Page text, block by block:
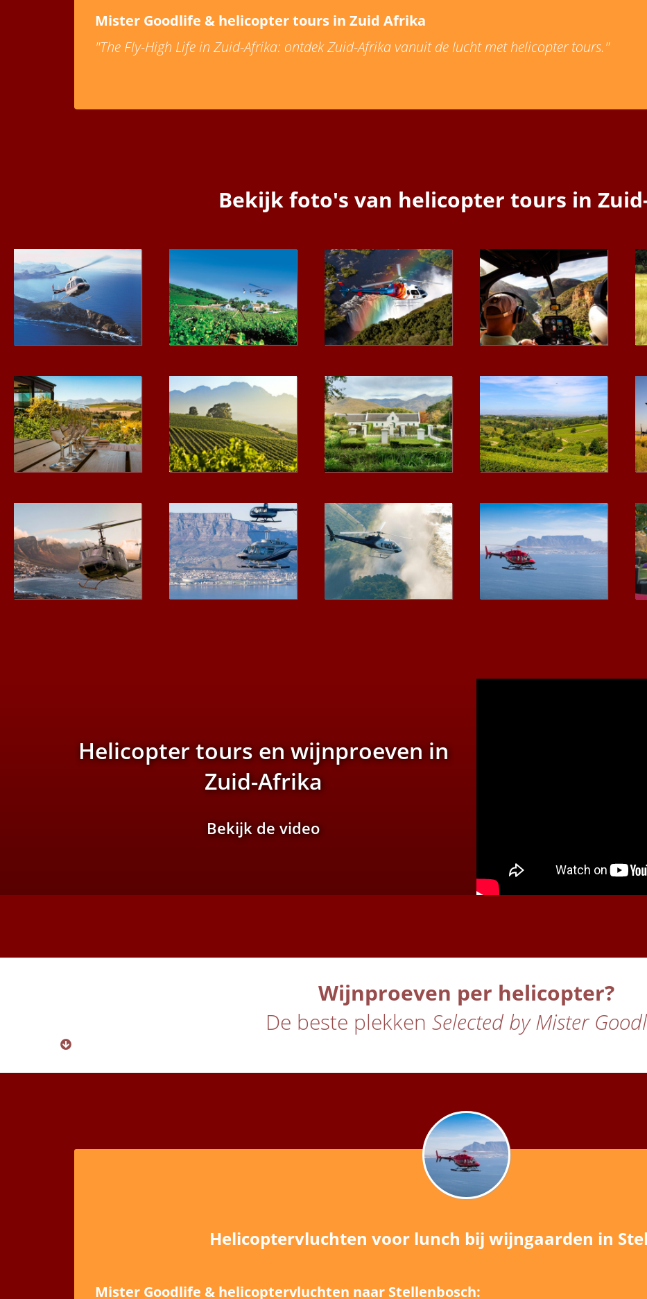
Mister Goodlife & helicopter tours in Zuid Afrika
"The Fly-High Life in Zuid-Afrika: ontdek Zuid-Afrika vanuit de lucht met helicopter tours."
Bekijk foto's van helicopter tours in
Helicopter tours en wijnproeven in
Zuid-Afrika
Bekijk de video
Wijnproeven per helicopter?
De beste plekken Selected by Mister
Helicoptervluchten voor lunch bij wijngaarden in
Mister Goodlife & helicoptervluchten naar Stellenbosch: